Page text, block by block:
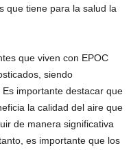
que tiene para la salud la
que viven con EPOC
siendo
importante destacar que
la calidad del aire que
de manera significativa
es importante que los